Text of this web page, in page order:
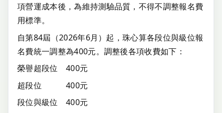
項營運成本後，為維持測驗品質，不得不調整報名費
用標準。
自第84屆（2026年6月）起，珠心算各段位與級位報
名費統一調整為400元。調整後各項收費如下：
榮譽超段位 400元
超段位 400元
段位與級位 400元